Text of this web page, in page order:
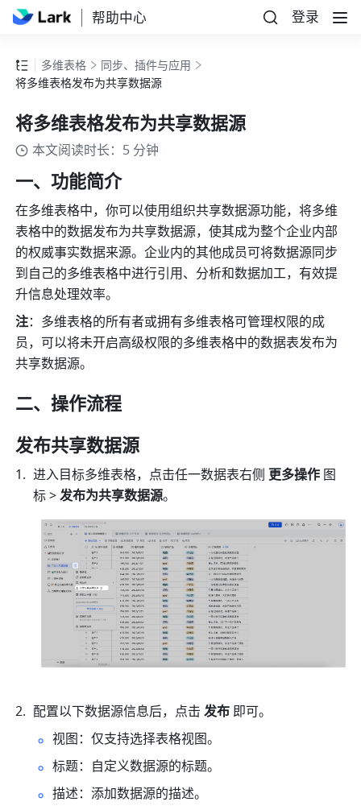
帮助中心 登录
多维表格
同步、插件与应用
将多维表格发布为共享数据源
将多维表格发布为共享数据源
本文阅读时长：5 分钟
一、功能简介
在多维表格中，你可以使用组织共享数据源功能，将多维
表格中的数据发布为共享数据源，使其成为整个企业内部
的权威事实数据来源。企业内的其他成员可将数据源同步
到自己的多维表格中进行引用、分析和数据加工，有效提
升信息处理效率。
注：多维表格的所有者或拥有多维表格可管理权限的成
员，可以将未开启高级权限的多维表格中的数据表发布为
共享数据源。
二、操作流程
发布共享数据源
进入目标多维表格，点击任一数据表右侧 更多操作 图
标 > 发布为共享数据源。
配置以下数据源信息后，点击 发布 即可。
视图：仅支持选择表格视图。
标题：自定义数据源的标题。
描述：添加数据源的描述。